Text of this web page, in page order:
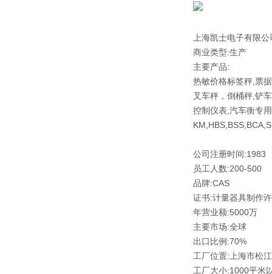
上海凯士电子有限
商业类型:生产
主要产品:
热敏价格标签秤,票
叉车秤，倒桶秤,铲
控制仪表,汽车衡专
公司注册时间:1983
员工人数:200-500
品牌:CAS
证书:计量器具制作
年营业额:5000万
主要市场:全球
出口比例:70%
工厂位置:上海市松
工厂大小:1000平米